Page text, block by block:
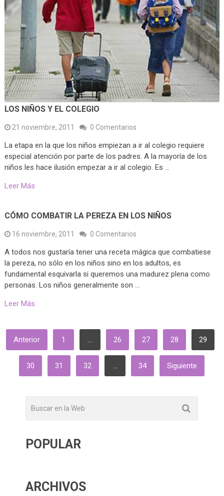
LOS NIÑOS Y EL COLEGIO
21 noviembre, 2011 0 Comentarios
La etapa en la que los niños empiezan a ir al colegio requiere
especial atención por parte de los padres. A la mayoría de los
niños les hace ilusión empezar a ir al colegio. Es …
Leer Más
CÓMO COMBATIR LA PEREZA EN LOS NIÑOS
16 noviembre, 2011 0 Comentarios
A todos nos gustaría tener una receta mágica que combatiese
la pereza, no sólo en los niños sino en los adultos, es
fundamental esquivarla si queremos una madurez plena como
personas. Los niños generalmente son …
Leer Más
PAGINACIÓN
DE
ENTRADAS
Anterior 1 … 26 27 28 29
30 31 32 … 34 Siguiente
POPULAR
ARCHIVOS